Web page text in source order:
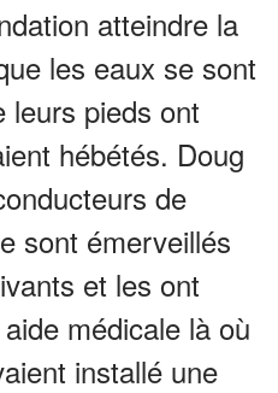
atteindre la
les eaux se sont
leurs pieds ont
hébétés. Doug
de
sont émerveillés
et les ont
médicale là où
installé une